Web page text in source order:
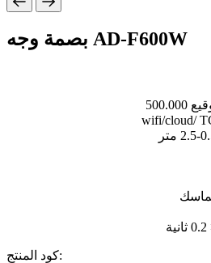
بصمة وجه AD-F600W
كود المنتج: